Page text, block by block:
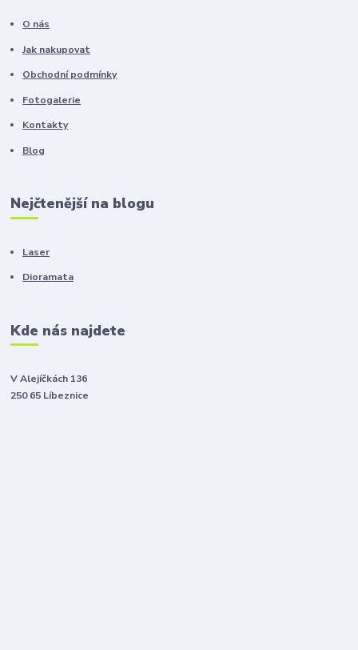
O nás
Jak nakupovat
Obchodní podmínky
Fotogalerie
Kontakty
Blog
Nejčtenější na blogu
Laser
Dioramata
Kde nás najdete
V Alejíčkách 136
250 65 Líbeznice